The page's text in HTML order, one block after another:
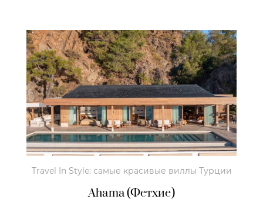
Travel In Style: самые красивые виллы Турции
Ahama (Фетхие)